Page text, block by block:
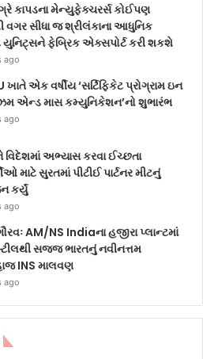
કાપડના મેન્યુફેક્ચરર્સ કોઈપણ
વગર સીધા જ શ્રીલંકાના આધુનિક
યુનિટ્સને ફેબ્રિક એક્સપોર્ટ કરી શકશે
ago
ખાતે એક વર્ષીય ‘સર્ટિફિકેટ પ્રોગ્રામ ઇન
એન્ડ માસ કમ્યુનિકેશન’નો શુભારંભ
ago
વિદેશમાં અભ્યાસ કરવા ઈચ્છતા
માટે સુરતમાં પીટીઈ પાર્ટનર મીટનું
કર્યું
ago
AM/NS Indiaના હજીરા પ્લાન્ટમાં
સ્ટીલથી સજ્જ ભારતનું નવીનત્તમ
INS માલવણ
ago